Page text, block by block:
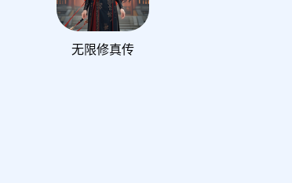
无限修真传